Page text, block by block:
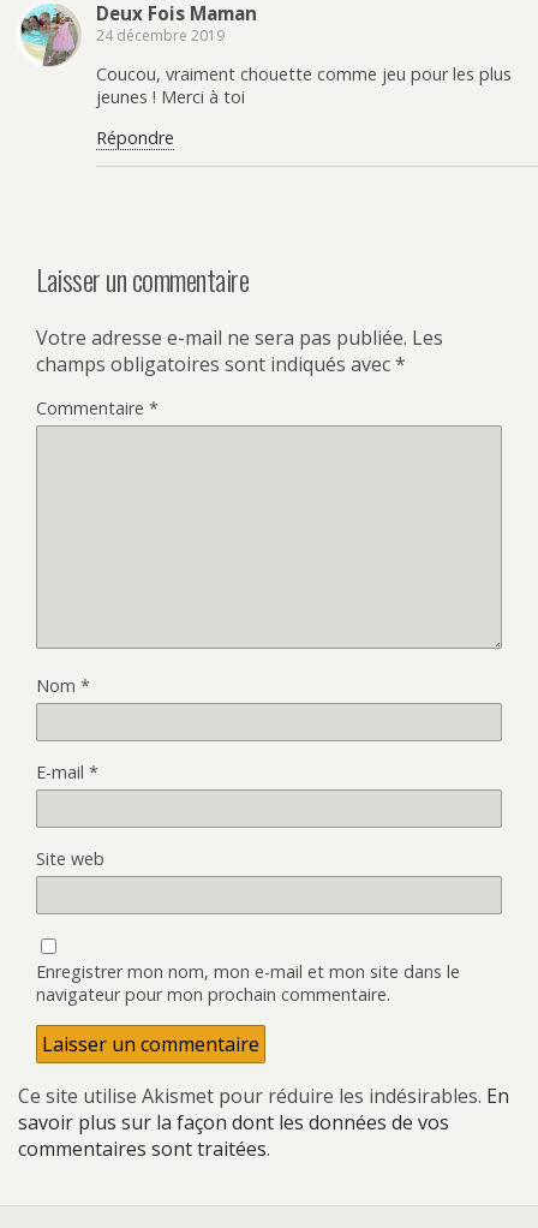
Deux Fois Maman
24 décembre 2019
Coucou, vraiment chouette comme jeu pour les plus
jeunes ! Merci à toi
Répondre
Laisser un commentaire
Votre adresse e-mail ne sera pas publiée. Les
champs obligatoires sont indiqués avec*
Commentaire *
Nom *
E-mail *
Site web
Enregistrer mon nom, mon e-mail et mon site dans le
navigateur pour mon prochain commentaire.
Ce site utilise Akismet pour réduire les indésirables. En
savoir plus sur la façon dont les données de vos
commentaires sont traitées.